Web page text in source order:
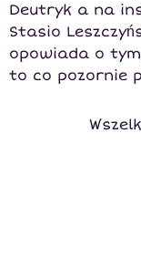
Deutryk a na
Stasio
opowiada o
to co pozornie